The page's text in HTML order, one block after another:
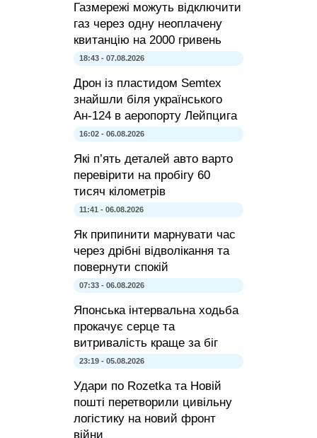
Газмережі можуть відключити
газ через одну неоплачену
квитанцію на 2000 гривень
18:43 - 07.08.2026
Дрон із пластидом Semtex
знайшли біля українського
Ан-124 в аеропорту Лейпцига
16:02 - 06.08.2026
Які п’ять деталей авто варто
перевірити на пробігу 60
тисяч кілометрів
11:41 - 06.08.2026
Як припинити марнувати час
через дрібні відволікання та
повернути спокій
07:33 - 06.08.2026
Японська інтервальна ходьба
прокачує серце та
витривалість краще за біг
23:19 - 05.08.2026
Удари по Rozetka та Новій
пошті перетворили цивільну
логістику на новий фронт
війни